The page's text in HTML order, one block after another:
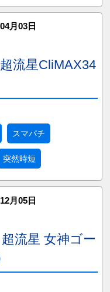
月03日
流星CliMAX34
スマパチ
突然時短
月05日
流星 女神ゴー